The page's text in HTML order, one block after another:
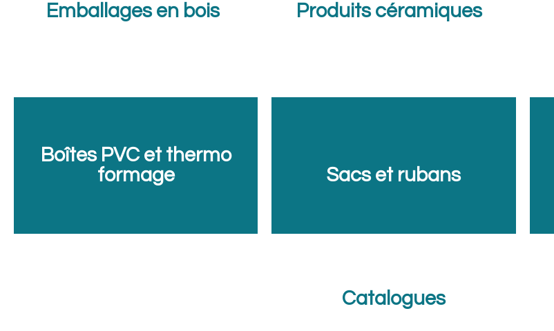
Emballages en bois Produits céramiques
Boîtes PVC et thermo
formage
Sacs et rubans
Catalogues